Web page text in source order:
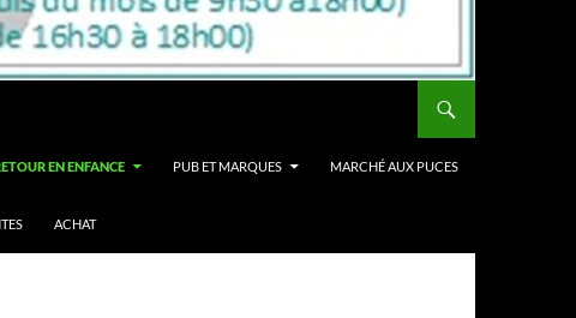
EN ENFANCE PUB ET MARQUES MARCHÉ AUX PUCES
ACHAT